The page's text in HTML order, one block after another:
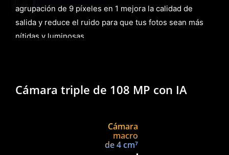
agrupación de 9 píxeles en 1 mejora la calidad de
salida y reduce el ruido para que tus fotos sean más
nítidas y luminosas.
Cámara triple de 108 MP con IA
Cámara
macro
de 4 cm⁷